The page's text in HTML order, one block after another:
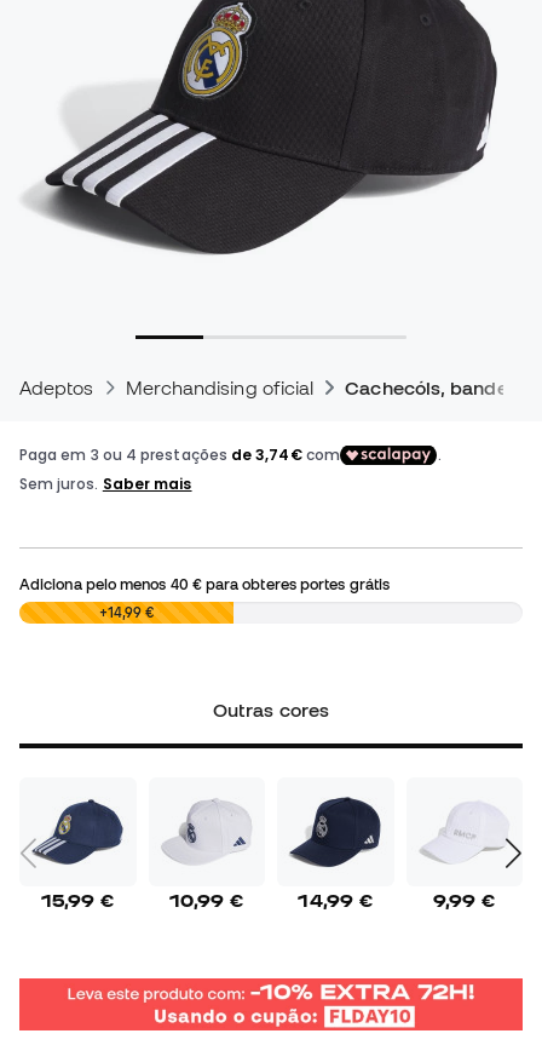
Adeptos Merchandising oficial Cachecóis,
Adiciona pelo menos 40 €para obteres portes grátis
0,00 € +14,99 €
Outras cores
15,99 € 10,99 € 14,99 € 9,99 €